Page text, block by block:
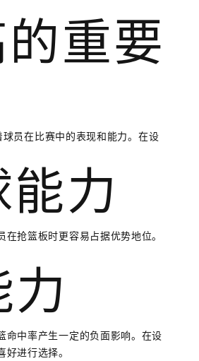
重要
员在比赛中的表现和能力。在设
力
抢篮板时更容易占据优势地位。
命中率产生一定的负面影响。在设
进行选择。